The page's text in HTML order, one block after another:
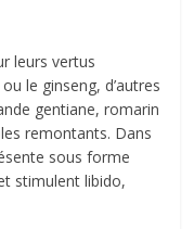
leurs vertus
le ginseng, d’autres
gentiane, romarin
remontants. Dans
sous forme
stimulent libido,